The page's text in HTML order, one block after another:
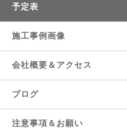
予定表
施工事例画像
会社概要＆アクセス
ブログ
注意事項＆お願い